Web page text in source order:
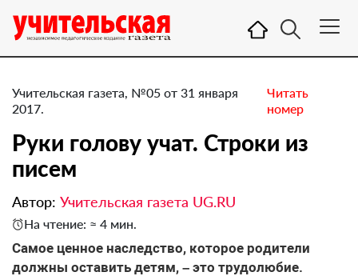
Учительская газета, №05 от 31 января
2017.
Читать
номер
Руки голову учат. ​Строки из
писем
Автор: Учительская газета UG.RU
На чтение: ≈ 4 мин.
Самое ценное наследство, которое родители
должны оставить детям, – это трудолюбие.